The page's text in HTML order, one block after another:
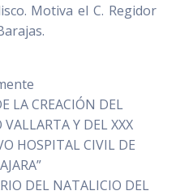
Motiva el C. Regidor
LA CREACIÓN DEL
Y DEL XXX
HOSPITAL CIVIL DE
DEL NATALICIO DEL